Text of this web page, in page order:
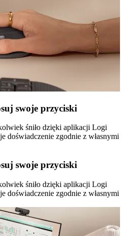
swoje przyciski
śniło dzięki aplikacji Logi
doświadczenie zgodnie z własnymi
swoje przyciski
śniło dzięki aplikacji Logi
doświadczenie zgodnie z własnymi